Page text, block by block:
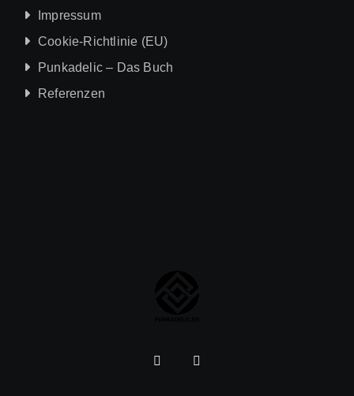
Impressum
Cookie-Richtlinie (EU)
Punkadelic – Das Buch
Referenzen